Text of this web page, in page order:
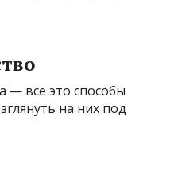
— все это способы
на них под